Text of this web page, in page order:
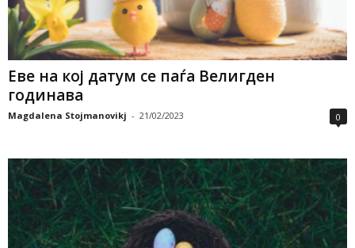
Еве на кој датум се паѓа Велигден
годинава
Magdalena Stojmanovikj - 21/02/2023 0